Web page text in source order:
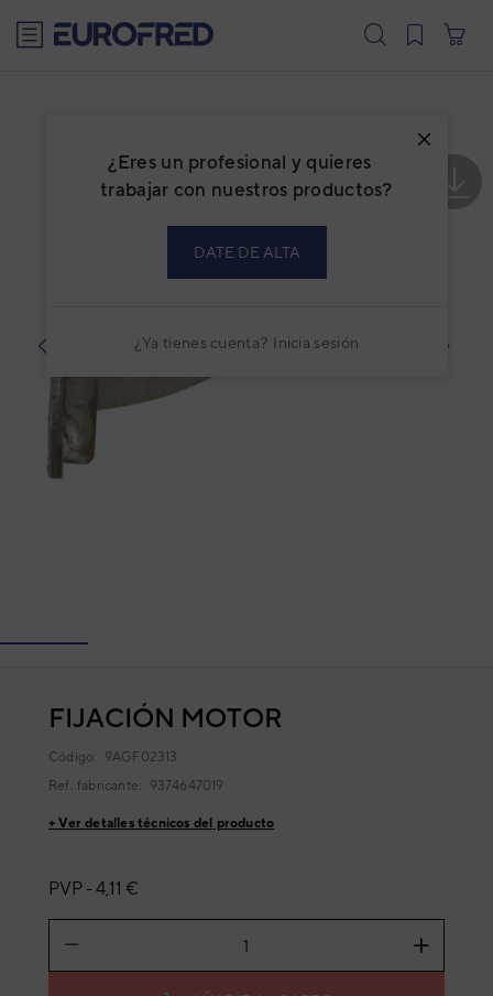
¿Eres un profesional y quieres
trabajar con nuestros productos?
DATE DE ALTA
¿Ya tienes cuenta? Inicia sesión
FIJACIÓN MOTOR
Código: 9AGF02313
Ref. fabricante: 9374647019
+ Ver detalles técnicos del producto
PVP -4,11 €